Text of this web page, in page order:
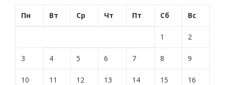
Пн Вт Ср Чт Пт Сб Вс
1 2
3 4 5 6 7 8 9
10 11 12 13 14 15 16